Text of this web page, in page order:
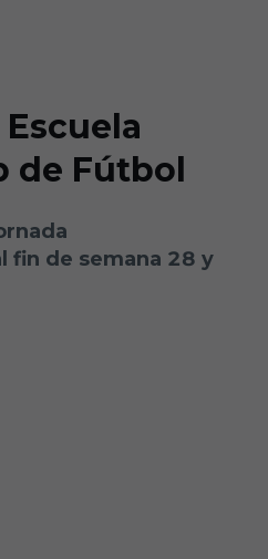
de Fútbol
fin de semana 28 y